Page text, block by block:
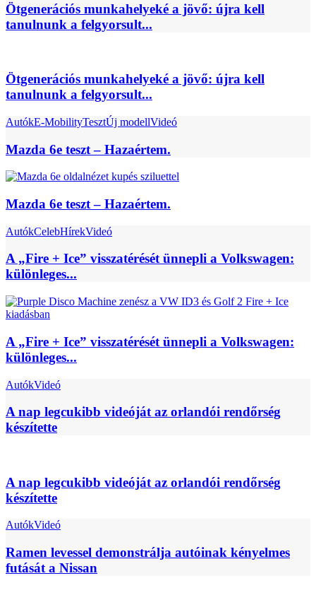
Ötgenerációs munkahelyeké a jövő: újra kell
tanulnunk a felgyorsult...
Ötgenerációs munkahelyeké a jövő: újra kell
tanulnunk a felgyorsult...
AutókE-MobilityTesztÚj modellVideó
Mazda 6e teszt – Hazaértem.
Mazda 6e teszt – Hazaértem.
AutókCelebHírekVideó
A „Fire + Ice” visszatérését ünnepli a Volkswagen:
különleges...
A „Fire + Ice” visszatérését ünnepli a Volkswagen:
különleges...
AutókVideó
A nap legcukibb videóját az orlandói rendőrség
készítette
A nap legcukibb videóját az orlandói rendőrség
készítette
AutókVideó
Ramen levessel demonstrálja autóinak kényelmes
futását a Nissan